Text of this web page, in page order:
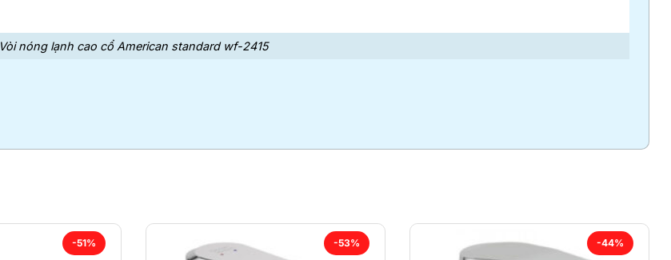
Vòi nóng lạnh cao cổ American standard wf-2415
-51% -53% -44%